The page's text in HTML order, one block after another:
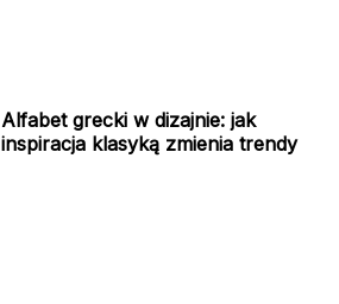
Alfabet grecki w dizajnie: jak
inspiracja klasyką zmienia trendy